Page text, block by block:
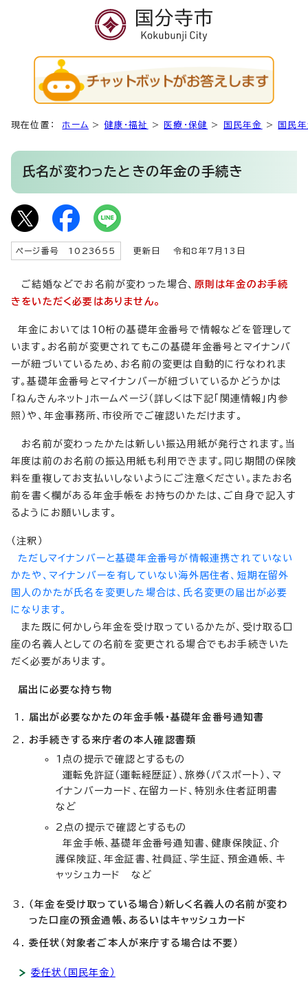
現在位置： ホーム > 健康・福祉 > 医療・保健 > 国民年金 > 国民
氏名が変わったときの年金の手続き
ページ番号 1023655 更新日 令和8年7月13日
ご結婚などでお名前が変わった場合、 原則は年金のお手続
きをいただく必要はありません。
年金においては10桁の基礎年金番号で情報などを管理して
います。お名前が変更されてもこの基礎年金番号とマイナンバ
ーが紐づいているため、お名前の変更は自動的に行なわれま
す。基礎年金番号とマイナンバーが紐づいているかどうかは
「ねんきんネット」ホームページ（詳しくは下記「関連情報」内参
照）や、年金事務所、市役所でご確認いただけます。
お名前が変わったかたは新しい振込用紙が発行されます。当
年度は前のお名前の振込用紙も利用できます。同じ期間の保険
料を重複してお支払いしないようにご注意ください。またお名
前を書く欄がある年金手帳をお持ちのかたは、ご自身で記入す
るようにお願いします。
（注釈）
ただしマイナンバー と基礎年金番号が情報連携されていない
かたや、マイナンバーを有していない海外居住者、短期在留外
国人のかたが氏名を変更した場合は、氏名変更の届出が必要
になります。
また既に何かしら年金を受け取っているかたが、受け取る口
座の名義人としての名前を変更される場合でもお手続きいた
だく必要があります。
届出に必要な持ち物
届出が必要なかたの年金手帳・基礎年金番号通知書
お手続きする来庁者の本人確認書類
1点の提示で確認とするもの
運転免許証（運転経歴証）、旅券（パスポート）、マ
イナンバーカード、在留カード、特別永住者証明書
など
2点の提示で確認とするもの
年金手帳、基礎年金番号通知書、健康保険証、介
護保険証、年金証書、社員証、学生証、預金通帳、キ
ャッシュカード など
（年金を受け取っている場合）新しく名義人の名前が変わ
った口座の預金通帳、あるいはキャッシュカード
委任状（対象者ご本人が来庁する場合は不要）
委任状（国民年金）